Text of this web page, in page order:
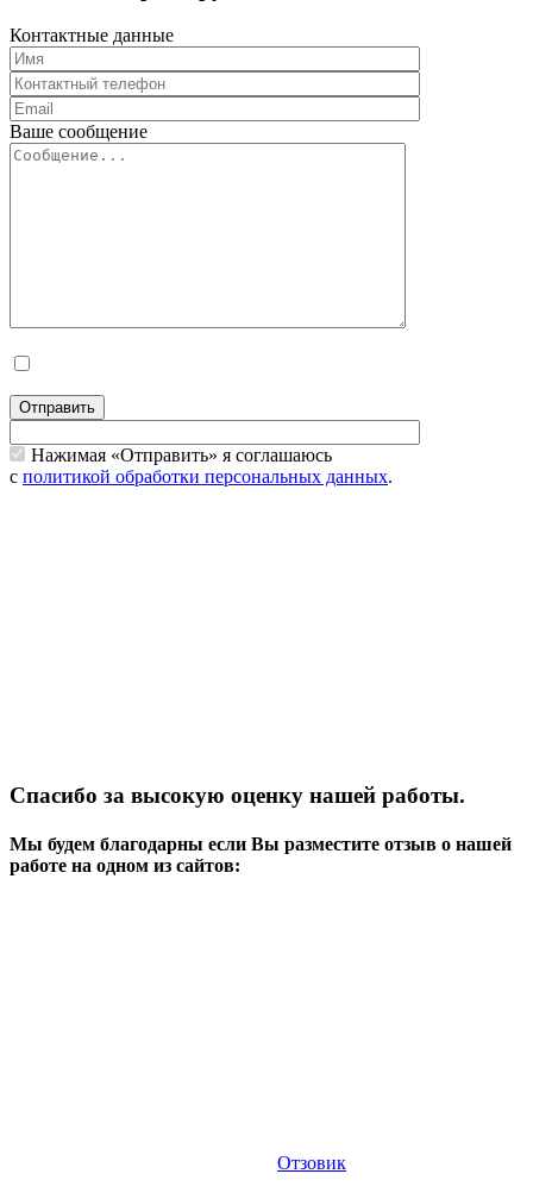
Контактные данные
Ваше сообщение
Отправить
Нажимая «Отправить» я соглашаюсь
с политикой обработки персональных данных.
Спасибо за высокую оценку нашей работы.
Мы будем благодарны если Вы разместите отзыв о нашей
работе на одном из сайтов:
Отзовик